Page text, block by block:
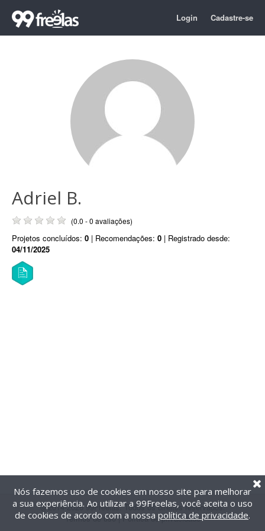
Login Cadastre-se
Adriel B.
(0.0 - 0 avaliações)
Projetos concluídos: 0 | Recomendações: 0 | Registrado desde:
04/11/2025
@2014-2026 99Freelas. Todos os direitos reservados.
Termos de uso| Política de privacidade
Nós fazemos uso de cookies em nosso site para melhorar
a sua experiência. Ao utilizar a 99Freelas, você aceita o uso
de cookies de acordo com a nossa política de privacidade.